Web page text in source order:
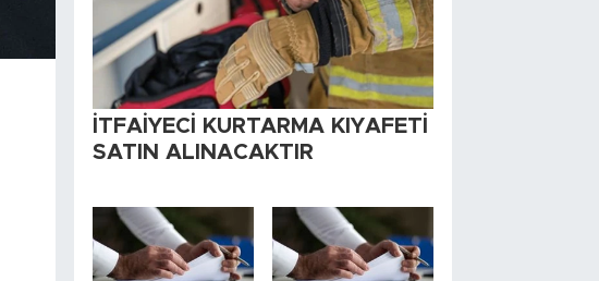
İTFAİYECİ KURTARMA KIYAFETİ
SATIN ALINACAKTIR